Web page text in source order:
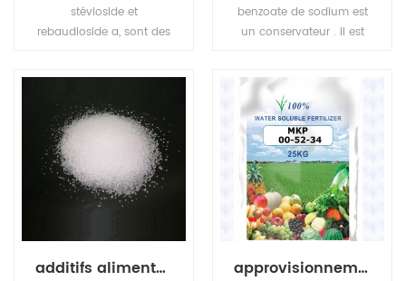
stévioside et
rebaudioside a, sont des
bertoni. à la fois le
stévioside et le
rébaudioside sont 250 ~
480fois plus sucré que le
saccharose, et ont le
potentiel de
benzoate de sodium est
un conservateur . il est
conditions acides.
c'estutilisé le plus
souvent dans les
aliments acides tels que
les vinaigrettes
(vinaigre), boissons
gazeuses (acide
carbonique), confitures
citrique), cornichons
additifs alimentaires exhausteur de goût msg approvisionnement d'usine phosphate monopotassique